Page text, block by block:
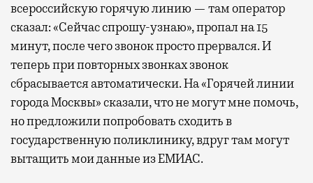
всероссийскую горячую линию — там оператор
сказал: «Сейчас спрошу-узнаю», пропал на 15
минут, после чего звонок просто прервался. И
теперь при повторных звонках звонок
сбрасывается автоматически. На «Горячей линии
города Москвы» сказали, что не могут мне помочь,
но предложили попробовать сходить в
государственную поликлинику, вдруг там могут
вытащить мои данные из ЕМИАС.